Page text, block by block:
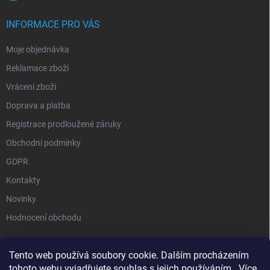
Tento web používá soubory cookie. Dalším procházením
INFORMACE PRO VÁS
Moje objednávka
Reklamace zboží
Vrácení zboží
Doprava a platba
Registrace prodloužené záruky
Obchodní podmínky
GDPR
Kontakty
Novinky
Hodnocení obchodu